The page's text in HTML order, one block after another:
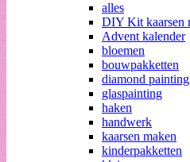
alles
DIY Kit kaarsen
Advent kalender
bloemen
bouwpakketten
diamond painting
glaspainting
haken
handwerk
kaarsen maken
kinderpakketten